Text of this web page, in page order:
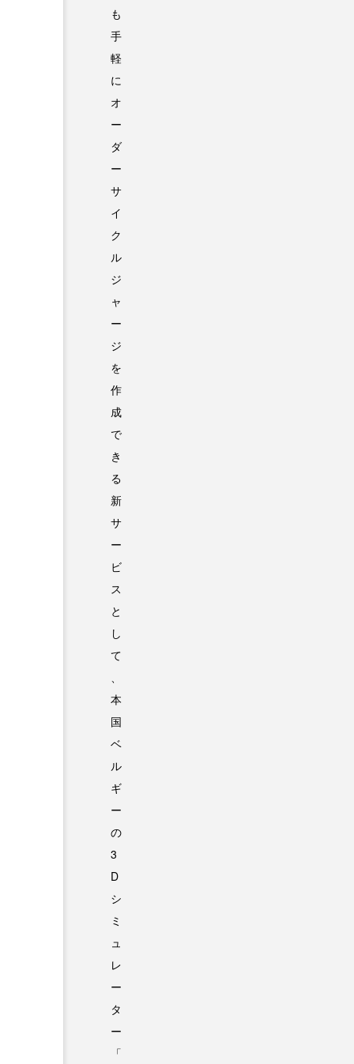
も
手
軽
に
オ
ー
ダ
ー
サ
イ
ク
ル
ジ
ャ
ー
ジ
を
作
成
で
き
る
新
サ
ー
ビ
ス
と
し
て
、
本
国
ベ
ル
ギ
ー
の
3
D
シ
ミ
ュ
レ
ー
タ
ー
「